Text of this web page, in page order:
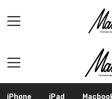
iPhone Apple